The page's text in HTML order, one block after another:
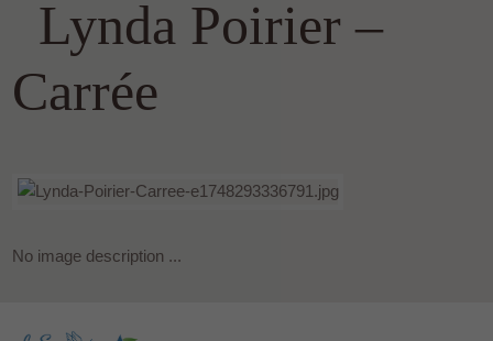
Lynda Poirier –
Carrée
No image description ...